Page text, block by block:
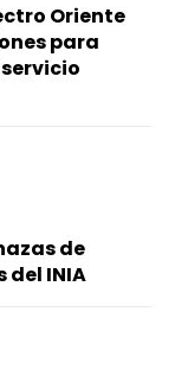
Oriente
para
de
del INIA